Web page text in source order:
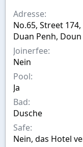
s
t
e
l
l
t
v
o
w
a
h
l
Adresse
No.65, Street
Duan Penh,
Joinerfee
Nein
Pool
Ja
Bad
Dusche
Safe
Nein, das Hotel